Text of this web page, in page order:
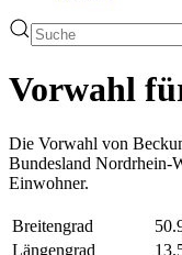
Vorwahl
Die Vorwahl von
Bundesland Nordrhein-
Einwohner.
Breitengrad
Längengrad